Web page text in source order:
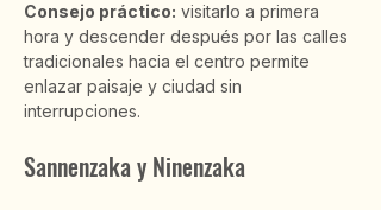
Consejo práctico: visitarlo a primera
hora y descender después por las calles
tradicionales hacia el centro permite
enlazar paisaje y ciudad sin
interrupciones.
Sannenzaka y Ninenzaka